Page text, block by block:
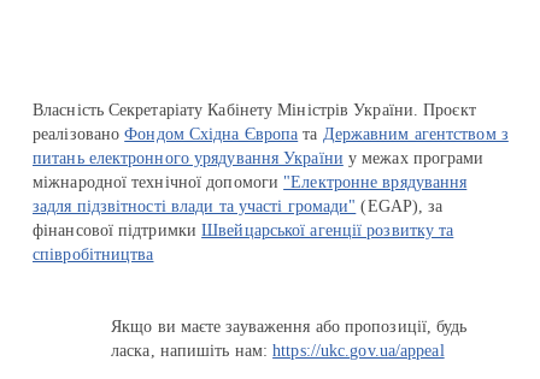
Власність Секретаріату Кабінету Міністрів України. Проєкт
реалізованоФондом Східна Європа та Державним агентством з
питань електронного урядування України у межах програми
міжнародної технічної допомоги "Електронне врядування
задля підзвітності влади та участі громади" (EGAP), за
фінансової підтримкиШвейцарської агенції розвитку та
співробітництва
Якщо ви маєте зауваження або пропозиції, будь
ласка, напишіть нам:https://ukc.gov.ua/appeal